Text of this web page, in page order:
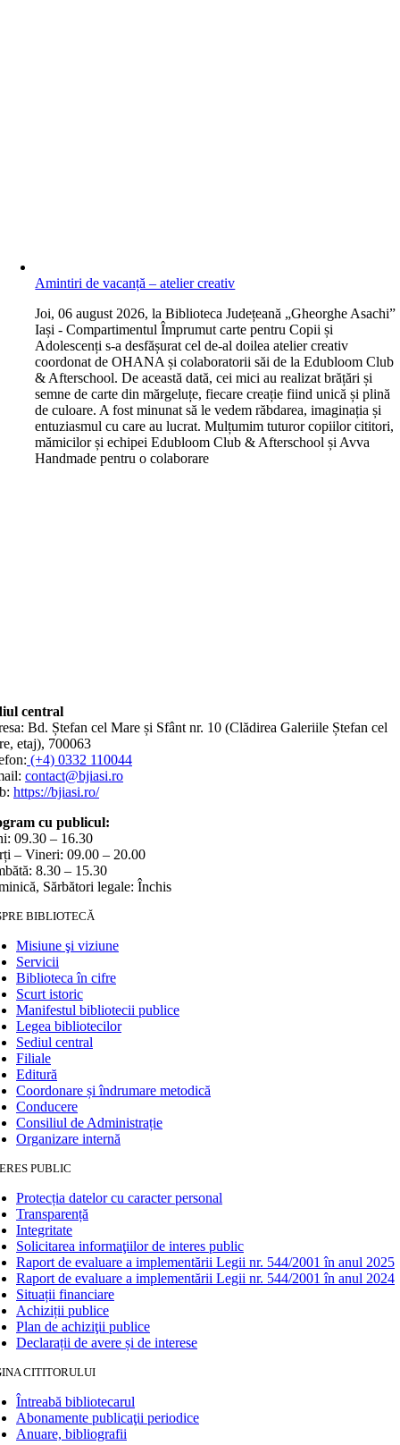
Amintiri de vacanță – atelier creativ
Joi, 06 august 2026, la Biblioteca Județeană „Gheorghe Asachi”
Iași - Compartimentul Împrumut carte pentru Copii și
Adolescenți s-a desfășurat cel de-al doilea atelier creativ
coordonat de OHANA și colaboratorii săi de la Edubloom Club
& Afterschool. De această dată, cei mici au realizat brățări și
semne de carte din mărgeluțe, fiecare creație fiind unică și plină
de culoare. A fost minunat să le vedem răbdarea, imaginația și
entuziasmul cu care au lucrat. Mulțumim tuturor copiilor cititori,
mămicilor și echipei Edubloom Club & Afterschool și Avva
Handmade pentru o colaborare
central
Bd. Ștefan cel Mare și Sfânt nr. 10 (Clădirea Galeriile Ștefan cel
etaj), 700063
(+4) 0332 110044
contact@bjiasi.ro
https://bjiasi.ro/
cu publicul:
09.30 – 16.30
– Vineri: 09.00 – 20.00
8.30 – 15.30
Sărbători legale: Închis
BIBLIOTECĂ
Misiune şi viziune
Servicii
Biblioteca în cifre
Scurt istoric
Manifestul bibliotecii publice
Legea bibliotecilor
Sediul central
Filiale
Editură
Coordonare și îndrumare metodică
Conducere
Consiliul de Administrație
Organizare internă
PUBLIC
Protecția datelor cu caracter personal
Transparență
Integritate
Solicitarea informaţiilor de interes public
Raport de evaluare a implementării Legii nr. 544/2001 în anul 2025
Raport de evaluare a implementării Legii nr. 544/2001 în anul 2024
Situații financiare
Achiziții publice
Plan de achiziţii publice
Declarații de avere și de interese
CITITORULUI
Întreabă bibliotecarul
Abonamente publicaţii periodice
Anuare, bibliografii